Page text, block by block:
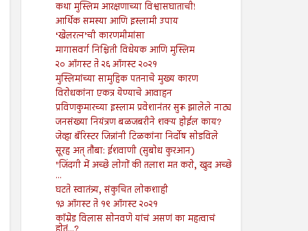
कथा मुस्लिम आरक्षणाच्या विश्वासघाताची!
आर्थिक समस्या आणि इस्लामी उपाय
‘खेलरत्न’ची कारणमीमांसा
मागासवर्ग निश्चिती विधेयक आणि मुस्लिम
२० ऑगस्ट ते २६ ऑगस्ट २०२१
मुस्लिमांच्या सामुहिक पतनाचे मुख्य कारण
विरोधकांना एकत्र येण्याचे आवाहन
प्रविणकुमारच्या इस्लाम प्रवेशानंतर सुरू झालेले नाट्य
जनसंख्या नियंत्रण बळजबरीने शक्य होईल काय?
जेव्हा बॅरिस्टर जिन्नांनी टिळकांना निर्दोष सोडविले
सूरह अत् तौबा: ईशवाणी (सुबोध कुरआन)
"जिंदगी में अच्छे लोगों की तलाश मत करो, खुद अच्छे
...
घटते स्वातंत्र्य, संकुचित लोकशाही
१३ ऑगस्ट ते १९ ऑगस्ट २०२१
कॉम्रेड विलास सोनवणे यांचं असणं का महत्वाचं